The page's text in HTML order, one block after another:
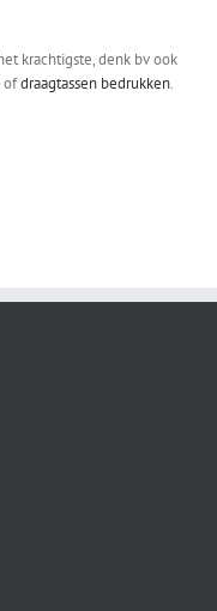
krachtigste, denk bv ook
ofdraagtassen bedrukken.